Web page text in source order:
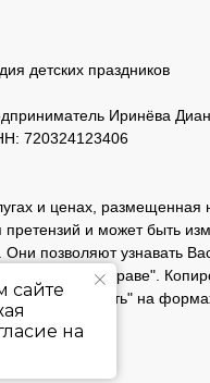
сайте
на
«Бэтмен»:
и командных
программа;
вовлечение детей
ребёнок
детских праздников
Иринёва
720324123406
и ценах, размещенная
и может быть
позволяют узнавать
авторском праве".
или "отправить" на
данных